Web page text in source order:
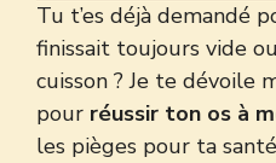
Tu t’es déjà demandé
finissait toujours vide
cuisson ? Je te dévoile
pour réussir ton os à
les pièges pour ta